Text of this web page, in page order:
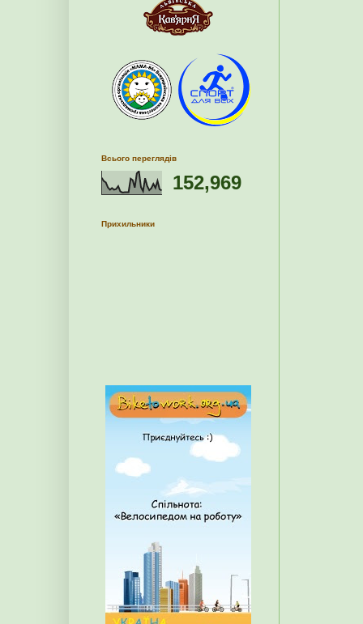
Всього переглядів
152,969
Прихильники